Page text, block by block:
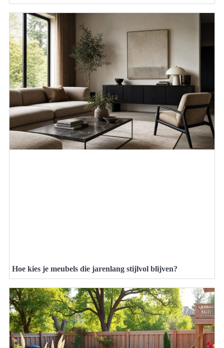
Hoe kies je meubels die jarenlang stijlvol blijven?